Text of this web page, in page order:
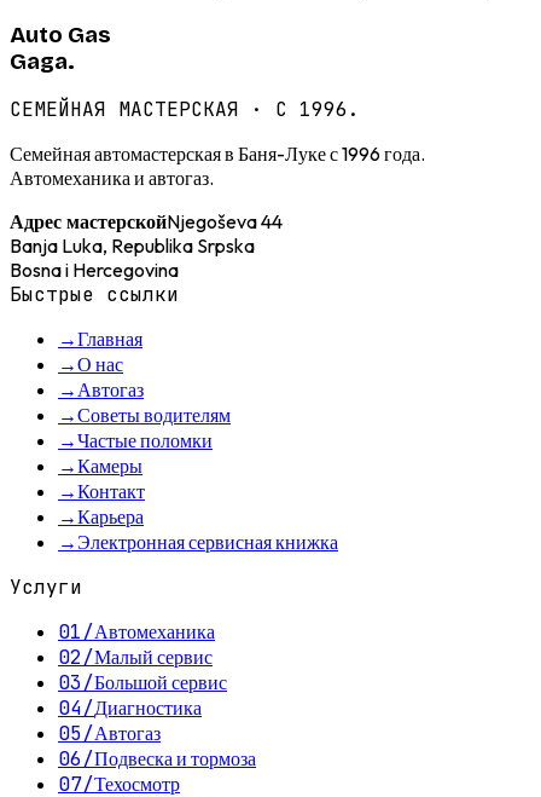
Auto Gas
Gaga.
СЕМЕЙНАЯ МАСТЕРСКАЯ · С 1996.
Семейная автомастерская в Баня-Луке с 1996 года.
Автомеханика и автогаз.
Адрес мастерскойNjegoševa 44
Banja Luka, Republika Srpska
Bosna i Hercegovina
Быстрые ссылки
→Главная
→О нас
→Автогаз
→Советы водителям
→Частые поломки
→Камеры
→Контакт
→Карьера
→Электронная сервисная книжка
Услуги
01/Автомеханика
02/Малый сервис
03/Большой сервис
04/Диагностика
05/Автогаз
06/Подвеска и тормоза
07/Техосмотр